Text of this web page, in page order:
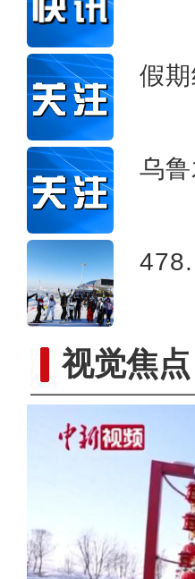
假
乌
视觉焦点
【